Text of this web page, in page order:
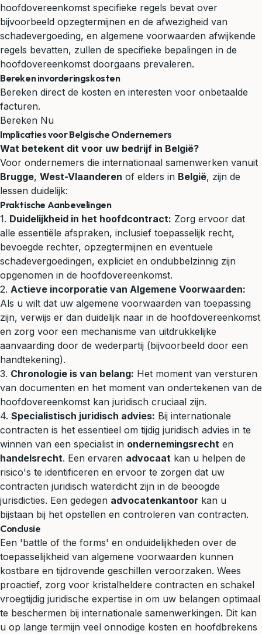
hoofdovereenkomst specifieke regels bevat over
bijvoorbeeld opzegtermijnen en de afwezigheid van
schadevergoeding, en algemene voorwaarden afwijkende
regels bevatten, zullen de specifieke bepalingen in de
hoofdovereenkomst doorgaans prevaleren.
Bereken invorderingskosten
Bereken direct de kosten en interesten voor onbetaalde
facturen.
Bereken Nu
Implicaties voor Belgische Ondernemers
Wat betekent dit voor uw bedrijf in België?
Voor ondernemers die internationaal samenwerken vanuit
Brugge, West-Vlaanderen of elders in België, zijn de
lessen duidelijk:
Praktische Aanbevelingen
1. Duidelijkheid in het hoofdcontract: Zorg ervoor dat
alle essentiële afspraken, inclusief toepasselijk recht,
bevoegde rechter, opzegtermijnen en eventuele
schadevergoedingen, expliciet en ondubbelzinnig zijn
opgenomen in de hoofdovereenkomst.
2. Actieve incorporatie van Algemene Voorwaarden:
Als u wilt dat uw algemene voorwaarden van toepassing
zijn, verwijs er dan duidelijk naar in de hoofdovereenkomst
en zorg voor een mechanisme van uitdrukkelijke
aanvaarding door de wederpartij (bijvoorbeeld door een
handtekening).
3. Chronologie is van belang: Het moment van versturen
van documenten en het moment van ondertekenen van de
hoofdovereenkomst kan juridisch cruciaal zijn.
4. Specialistisch juridisch advies: Bij internationale
contracten is het essentieel om tijdig juridisch advies in te
winnen van een specialist in ondernemingsrecht en
handelsrecht. Een ervaren advocaat kan u helpen de
risico's te identificeren en ervoor te zorgen dat uw
contracten juridisch waterdicht zijn in de beoogde
jurisdicties. Een gedegen advocatenkantoor kan u
bijstaan bij het opstellen en controleren van contracten.
Conclusie
Een 'battle of the forms' en onduidelijkheden over de
toepasselijkheid van algemene voorwaarden kunnen
kostbare en tijdrovende geschillen veroorzaken. Wees
proactief, zorg voor kristalheldere contracten en schakel
vroegtijdig juridische expertise in om uw belangen optimaal
te beschermen bij internationale samenwerkingen. Dit kan
u op lange termijn veel onnodige kosten en hoofdbrekens